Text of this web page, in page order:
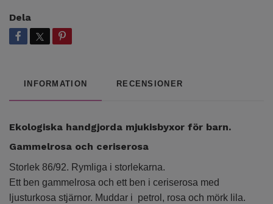
Dela
INFORMATION RECENSIONER
Ekologiska handgjorda mjukisbyxor för barn.
Gammelrosa och ceriserosa
Storlek 86/92. Rymliga i storlekarna.
Ett ben gammelrosa och ett ben i ceriserosa med
ljusturkosa stjärnor. Muddar i petrol, rosa och mörk lila.